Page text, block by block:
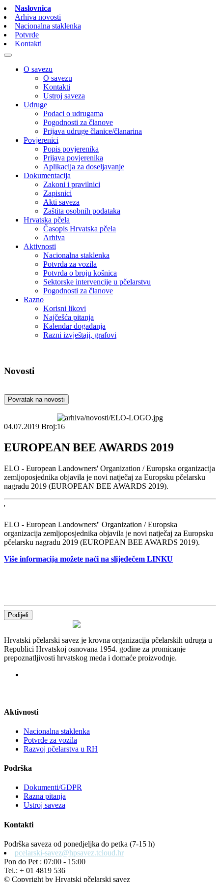
Naslovnica
Arhiva novosti
Nacionalna staklenka
Potvrde
Kontakti
O savezu
O savezu
Kontakti
Ustroj saveza
Udruge
Podaci o udrugama
Pogodnosti za članove
Prijava udruge članice/članarina
Povjerenici
Popis povjerenika
Prijava povjerenika
Aplikacija za doseljavanje
Dokumentacija
Zakoni i pravilnici
Zapisnici
Akti saveza
Zaštita osobnih podataka
Hrvatska pčela
Časopis Hrvatska pčela
Arhiva
Aktivnosti
Nacionalna staklenka
Potvrda za vozila
Potvrda o broju košnica
Sektorske intervencije u pčelarstvu
Pogodnosti za članove
Razno
Korisni likovi
Najčešća pitanja
Kalendar događanja
Razni izvještaji, grafovi
Novosti
Povratak na novosti
04.07.2019 Broj:16
EUROPEAN BEE AWARDS 2019
ELO - European Landowners' Organization / Europska organizacija
zemljoposjednika objavila je novi natječaj za Europsku pčelarsku
nagradu 2019 (EUROPEAN BEE AWARDS 2019).
'
ELO - European Landowners'' Organization / Europska
organizacija zemljoposjednika objavila je novi natječaj za Europsku
pčelarsku nagradu 2019 (EUROPEAN BEE AWARDS 2019).
Više informacija možete naći na slijedečem LINKU
Podijeli
Hrvatski pčelarski savez je krovna organizacija pčelarskih udruga u
Republici Hrvatskoj osnovana 1954. godine za promicanje
prepoznatljivosti hrvatskog meda i domaće proizvodnje.
Aktivnosti
Nacionalna staklenka
Potvrde za vozila
Razvoj pčelarstva u RH
Podrška
Dokumenti/GDPR
Razna pitanja
Ustroj saveza
Kontakti
Podrška saveza od ponedjeljka do petka (7-15 h)
pcelarski-savez@hpsavez.tcloud.hr
Pon do Pet : 07:00 - 15:00
Tel.: + 01 4819 536
© Copyright by Hrvatski pčelarski savez